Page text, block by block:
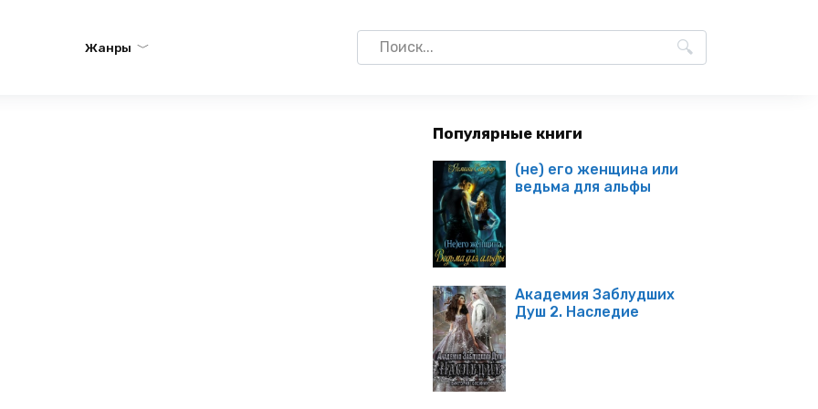
Жанры
Search
for:
Популярные книги
(не) его женщина или
ведьма для альфы
Академия Заблудших
Душ 2. Наследие